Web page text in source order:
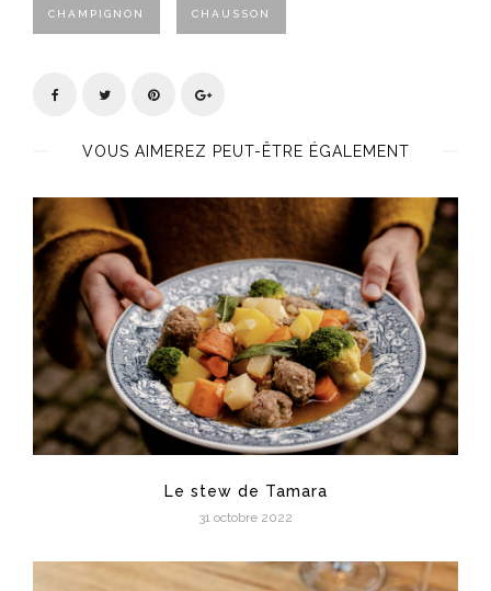
CHAMPIGNON CHAUSSON
VOUS AIMEREZ PEUT-ÊTRE ÉGALEMENT
Le stew de Tamara
31 octobre 2022